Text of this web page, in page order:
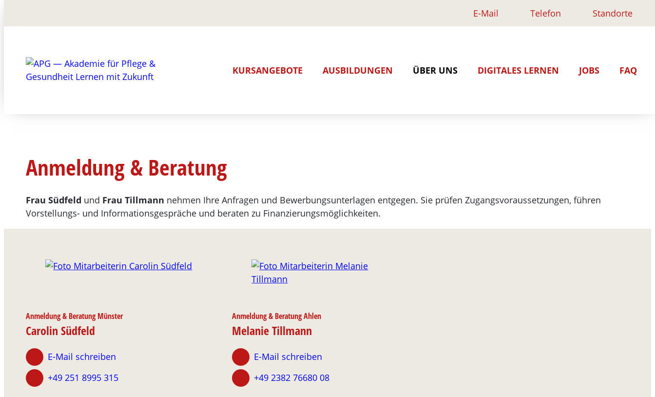
E-Mail
oder über unser
Telefon
+ 49 (0)251 8995-210
Standorte
Standort Ahlen
KURSANGEBOTE AUSBILDUNGEN ÜBER UNS DIGITALES LERNEN JOBS FAQ
Anmeldung & Beratung
Frau Südfeld und Frau Tillmann nehmen Ihre Anfragen und Bewerbungsunterlagen entgegen. Sie prüfen Zugangsvoraussetzungen, führen
Vorstellungs- und Informationsgespräche und beraten zu Finanzierungsmöglichkeiten.
Anmeldung & Beratung Münster
Carolin Südfeld
E-Mail schreiben
+49 251 8995 315
Anmeldung & Beratung Ahlen
Melanie Tillmann
E-Mail schreiben
+49 2382 76680 08